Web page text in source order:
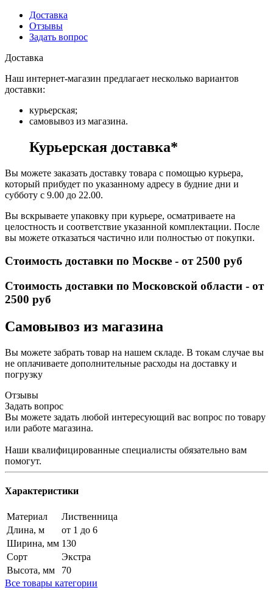
Доставка
Отзывы
Задать вопрос
Доставка
Наш интернет-магазин предлагает несколько вариантов
доставки:
курьерская;
самовывоз из магазина.
Курьерская доставка*
Вы можете заказать доставку товара с помощью курьера,
который прибудет по указанному адресу в будние дни и
субботу с 9.00 до 22.00.
Вы вскрываете упаковку при курьере, осматриваете на
целостность и соответствие указанной комплектации. После
вы можете отказаться частично или полностью от покупки.
Стоимость доставки по Москве - от 2500 руб
Стоимость доставки по Московской области - от
2500 руб
Самовывоз из магазина
Вы можете забрать товар на нашем складе. В токам случае вы
не оплачиваете дополнительные расходы на доставку и
погрузку
Отзывы
Задать вопрос
Вы можете задать любой интересующий вас вопрос по товару
или работе магазина.
Наши квалифицированные специалисты обязательно вам
помогут.
Характеристики
Материал
Лиственница
Длина, м
от 1 до 6
Ширина, мм 130
Сорт
Экстра
Высота, мм
70
Все товары категории